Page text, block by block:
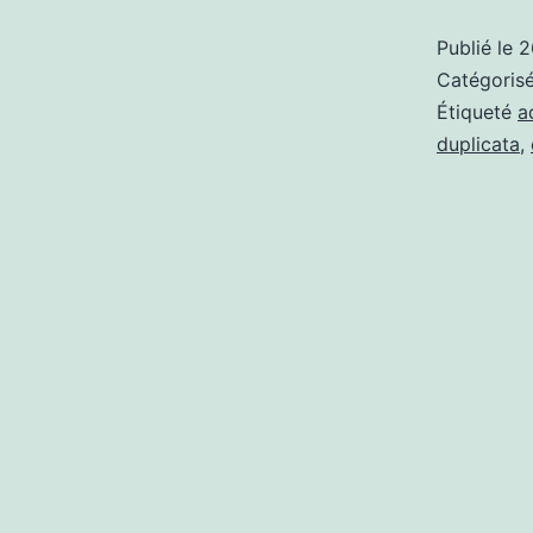
Publié le
Étiqueté
duplicata,